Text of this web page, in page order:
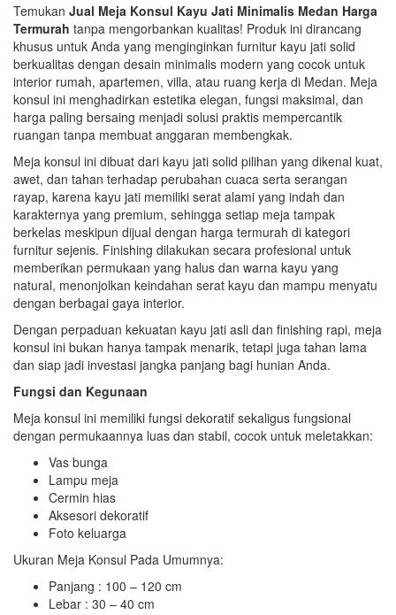
Temukan Jual Meja Konsul Kayu Jati Minimalis Medan Harga
Termurah tanpa mengorbankan kualitas! Produk ini dirancang
khusus untuk Anda yang menginginkan furnitur kayu jati solid
berkualitas dengan desain minimalis modern yang cocok untuk
interior rumah, apartemen, villa, atau ruang kerja di Medan. Meja
konsul ini menghadirkan estetika elegan, fungsi maksimal, dan
harga paling bersaing menjadi solusi praktis mempercantik
ruangan tanpa membuat anggaran membengkak.
Meja konsul ini dibuat dari kayu jati solid pilihan yang dikenal kuat,
awet, dan tahan terhadap perubahan cuaca serta serangan
rayap, karena kayu jati memiliki serat alami yang indah dan
karakternya yang premium, sehingga setiap meja tampak
berkelas meskipun dijual dengan harga termurah di kategori
furnitur sejenis. Finishing dilakukan secara profesional untuk
memberikan permukaan yang halus dan warna kayu yang
natural, menonjolkan keindahan serat kayu dan mampu menyatu
dengan berbagai gaya interior.
Dengan perpaduan kekuatan kayu jati asli dan finishing rapi, meja
konsul ini bukan hanya tampak menarik, tetapi juga tahan lama
dan siap jadi investasi jangka panjang bagi hunian Anda.
Fungsi dan Kegunaan
Meja konsul ini memiliki fungsi dekoratif sekaligus fungsional
dengan permukaannya luas dan stabil, cocok untuk meletakkan:
Vas bunga
Lampu meja
Cermin hias
Aksesori dekoratif
Foto keluarga
Ukuran Meja Konsul Pada Umumnya:
Panjang : 100 – 120 cm
Lebar : 30 – 40 cm